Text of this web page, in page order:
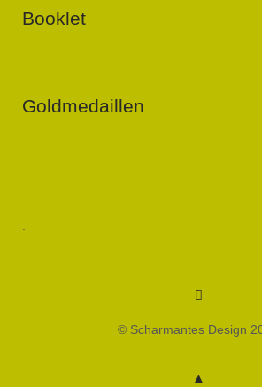
Booklet
Goldmedaillen
Menüeintrag
© Scharmantes Design